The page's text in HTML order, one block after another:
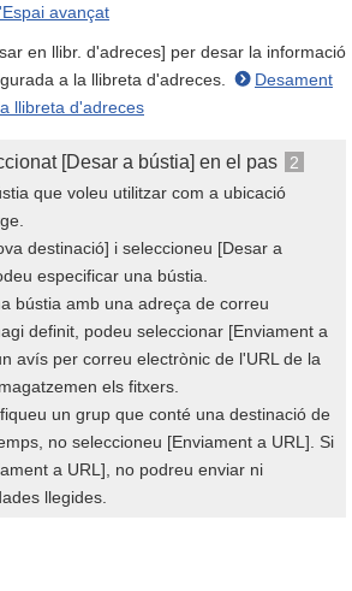
avançat
en llibr. d'adreces] per desar la informació
a la llibreta d'adreces.
Desament
llibreta d'adreces
[Desar a bústia] en el pas
2
que voleu utilitzar com a ubicació
destinació] i seleccioneu [Desar a
especificar una bústia.
bústia amb una adreça de correu
definit, podeu seleccionar [Enviament a
avís per correu electrònic de l'URL de la
els fitxers.
un grup que conté una destinació de
no seleccioneu [Enviament a URL]. Si
a URL], no podreu enviar ni
llegides.